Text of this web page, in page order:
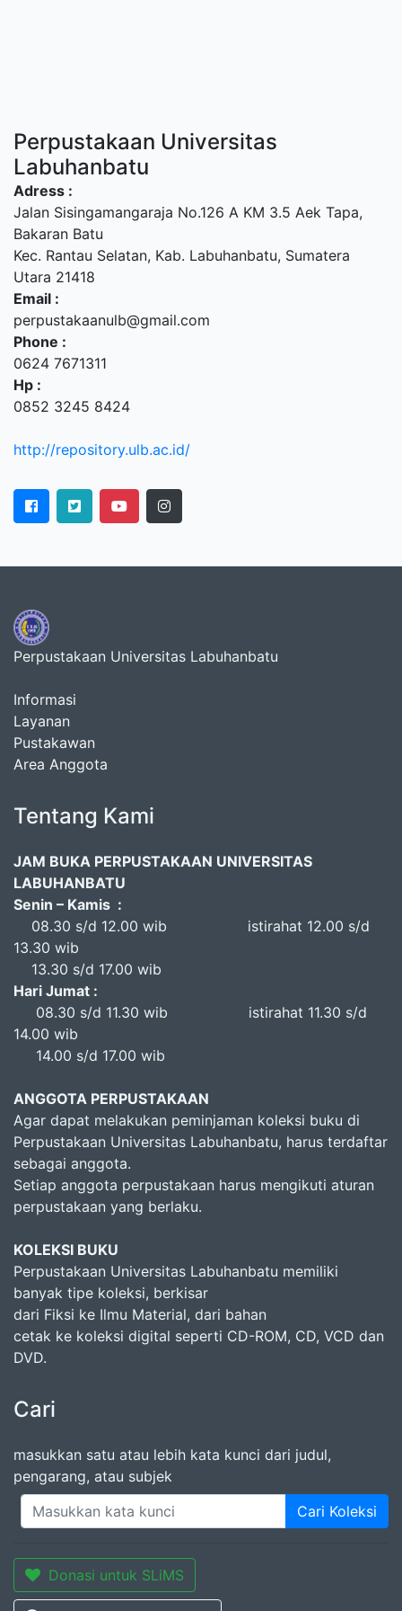
Perpustakaan Universitas
Labuhanbatu
Adress :
Jalan Sisingamangaraja No.126 A KM 3.5 Aek Tapa,
Bakaran Batu
Kec. Rantau Selatan, Kab. Labuhanbatu, Sumatera
Utara 21418
Email :
perpustakaanulb@gmail.com
Phone :
0624 7671311
Hp :
0852 3245 8424
http://repository.ulb.ac.id/
Perpustakaan Universitas Labuhanbatu
Informasi
Layanan
Pustakawan
Area Anggota
Tentang Kami
JAM BUKA PERPUSTAKAAN UNIVERSITAS
LABUHANBATU
Senin – Kamis :
08.30 s/d 12.00 wib istirahat 12.00 s/d
13.30 wib
13.30 s/d 17.00 wib
Hari Jumat :
08.30 s/d 11.30 wib istirahat 11.30 s/d
14.00 wib
14.00 s/d 17.00 wib
ANGGOTA PERPUSTAKAAN
Agar dapat melakukan peminjaman koleksi buku di
Perpustakaan Universitas Labuhanbatu, harus terdaftar
sebagai anggota.
Setiap anggota perpustakaan harus mengikuti aturan
perpustakaan yang berlaku.
KOLEKSI BUKU
Perpustakaan Universitas Labuhanbatu memiliki
banyak tipe koleksi, berkisar
dari Fiksi ke Ilmu Material, dari bahan
cetak ke koleksi digital seperti CD-ROM, CD, VCD dan
DVD.
Cari
masukkan satu atau lebih kata kunci dari judul,
pengarang, atau subjek
Cari Koleksi
Donasi untuk SLiMS